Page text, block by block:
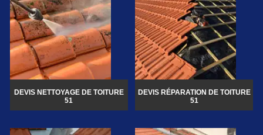
DEVIS NETTOYAGE DE TOITURE
51
DEVIS RÉPARATION DE TOITURE
51